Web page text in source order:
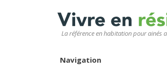
La référence en habitation pour ainés
Navigation